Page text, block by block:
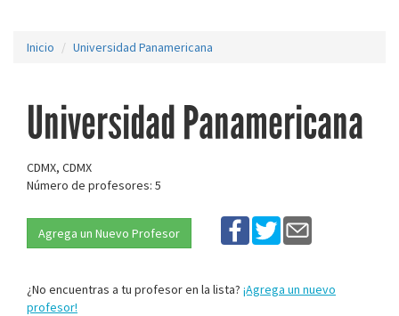
Inicio Universidad Panamericana
Universidad Panamericana
CDMX, CDMX
Número de profesores: 5
Agrega un Nuevo Profesor
¿No encuentras a tu profesor en la lista? ¡Agrega un nuevo
profesor!